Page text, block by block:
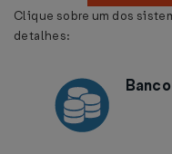
Clique sobre um dos
detalhes: